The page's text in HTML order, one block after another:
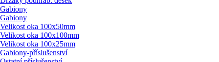
Gabiony
Gabiony
Velikost oka 100x50mm
Velikost oka 100x100mm
Velikost oka 100x25mm
Gabiony-příslušenství